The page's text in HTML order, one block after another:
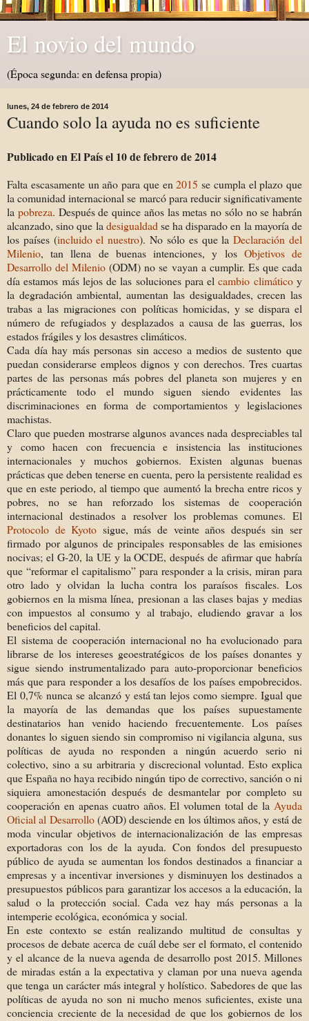
El novio del mundo
(Época segunda: en defensa propia)
lunes, 24 de febrero de 2014
Cuando solo la ayuda no es suficiente
Publicado en El País el 10 de febrero de 2014
Falta escasamente un año para que en2015 se cumpla el plazo que
la comunidad internacional se marcó para reducir significativamente
la pobreza. Después de quince años las metas no sólo no se habrán
alcanzado, sino que la desigualdad se ha disparado en la mayoría de
los países (incluido el nuestro). No sólo es que laDeclaración del
Milenio, tan llena de buenas intenciones, y los Objetivos de
Desarrollo del Milenio (ODM) no se vayan a cumplir. Es que cada
día estamos más lejos de las soluciones para elcambio climáticoy
la degradación ambiental, aumentan las desigualdades, crecen las
trabas a las migraciones con políticas homicidas, y se dispara el
número de refugiados y desplazados a causa de las guerras, los
estados frágiles y los desastres climáticos.
Cada día hay más personas sin acceso a medios de sustento que
puedan considerarse empleos dignos y con derechos. Tres cuartas
partes de las personas más pobres del planeta son mujeres y en
prácticamente todo el mundo siguen siendo evidentes las
discriminaciones en forma de comportamientos y legislaciones
machistas.
Claro que pueden mostrarse algunos avances nada despreciables tal
y como hacen con frecuencia e insistencia las instituciones
internacionales y muchos gobiernos. Existen algunas buenas
prácticas que deben tenerse en cuenta, pero la persistente realidad es
que en este periodo, al tiempo que aumentó la brecha entre ricos y
pobres, no se han reforzado los sistemas de cooperación
internacional destinados a resolver los problemas comunes. El
Protocolo de Kyoto sigue, más de veinte años después sin ser
firmado por algunos de principales responsables de las emisiones
nocivas; el G-20, la UE y la OCDE, después de afirmar que habría
que “reformar el capitalismo” para responder a la crisis, miran para
otro lado y olvidan la lucha contra los paraísos fiscales. Los
gobiernos en la misma línea, presionan a las clases bajas y medias
con impuestos al consumo y al trabajo, eludiendo gravar a los
beneficios del capital.
El sistema de cooperación internacional no ha evolucionado para
librarse de los intereses geoestratégicos de los países donantes y
sigue siendo instrumentalizado para auto-proporcionar beneficios
más que para responder a los desafíos de los países empobrecidos.
El 0,7% nunca se alcanzó y está tan lejos como siempre. Igual que
la mayoría de las demandas que los países supuestamente
destinatarios han venido haciendo frecuentemente. Los países
donantes lo siguen siendo sin compromiso ni vigilancia alguna, sus
políticas de ayuda no responden a ningún acuerdo serio ni
colectivo, sino a su arbitraria y discrecional voluntad. Esto explica
que España no haya recibido ningún tipo de correctivo, sanción o ni
siquiera amonestación después de desmantelar por completo su
cooperación en apenas cuatro años. El volumen total de la Ayuda
Oficial al Desarrollo(AOD) desciende en los últimos años, y está de
moda vincular objetivos de internacionalización de las empresas
exportadoras con los de la ayuda. Con fondos del presupuesto
público de ayuda se aumentan los fondos destinados a financiar a
empresas y a incentivar inversiones y disminuyen los destinados a
presupuestos públicos para garantizar los accesos a la educación, la
salud o la protección social. Cada vez hay más personas a la
intemperie ecológica, económica y social.
En este contexto se están realizando multitud de consultas y
procesos de debate acerca de cuál debe ser el formato, el contenido
y el alcance de la nueva agenda de desarrollo post 2015. Millones
de miradas están a la expectativa y claman por una nueva agenda
que tenga un carácter más integral y holístico. Sabedores de que las
políticas de ayuda no son ni mucho menos suficientes, existe una
conciencia creciente de la necesidad de que los gobiernos de los